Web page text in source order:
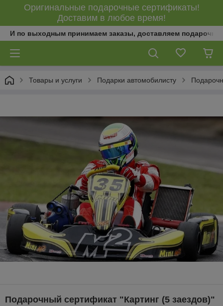
Оригинальные подарочные сертификаты!
Доставим в любое время!
И по выходным принимаем заказы, доставляем
Товары и услуги Подарки автомобилисту
Подарочный сертификат "Картинг (5 заездов)"